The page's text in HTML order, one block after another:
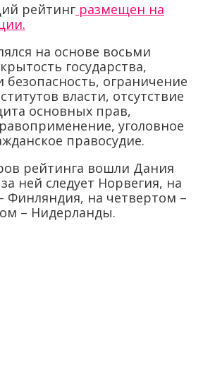
рейтинг размещен на
на основе восьми
государства,
безопасность, ограничение
власти, отсутствие
основных прав,
уголовное
правосудие.
рейтинга вошли Дания
ней следует Норвегия, на
Финляндия, на четвертом –
– Нидерланды.